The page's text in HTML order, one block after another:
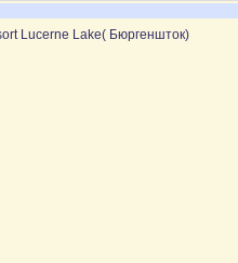
Lucerne Lake( Бюргеншток)